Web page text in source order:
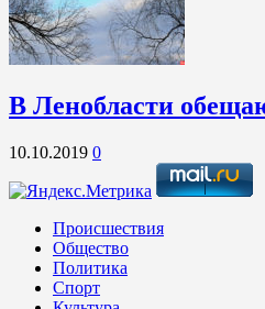
В Ленобласти
10.10.2019 0
Происшествия
Общество
Политика
Спорт